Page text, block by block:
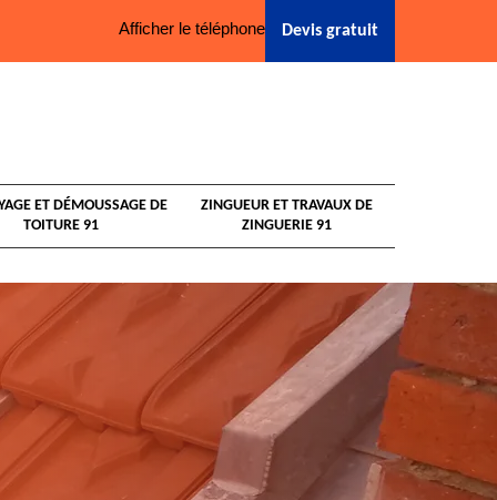
Afficher le téléphone Devis gratuit
ET DÉMOUSSAGE DE
TOITURE 91
ZINGUEUR ET TRAVAUX DE
ZINGUERIE 91